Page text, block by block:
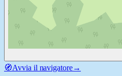
🧭Avvia il navigatore→